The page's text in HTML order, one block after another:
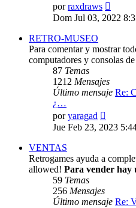
porraxdraws
último
Dom Jul 03, 2022
RETRO-MUSEO
Para comentar y mostrar
computadores y consolas
87 Temas
1212 Mensajes
Último mensaje Re:
¿…
poryaragad
último
Jue Feb 23, 2023
VENTAS
Retrogames ayuda a
allowed! Para vender hay
59 Temas
256 Mensajes
Último mensaje Re: